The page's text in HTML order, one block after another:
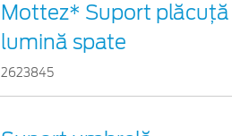
Mottez* Suport
lumină spate
2623845